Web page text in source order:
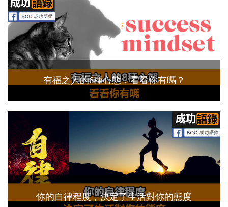
有福之人的8種心態，看看你有嗎？
你的自律程度，決定了生活對你的態度